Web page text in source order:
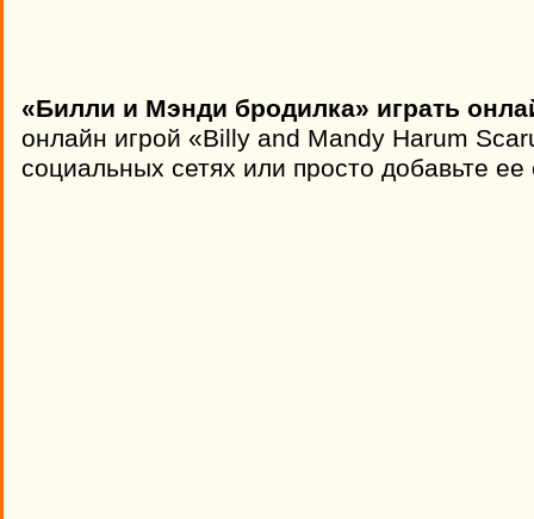
«Билли и Мэнди бродилка» играть
онлайн игрой «Billy and Mandy Harum
социальных сетях или просто добавьте ее